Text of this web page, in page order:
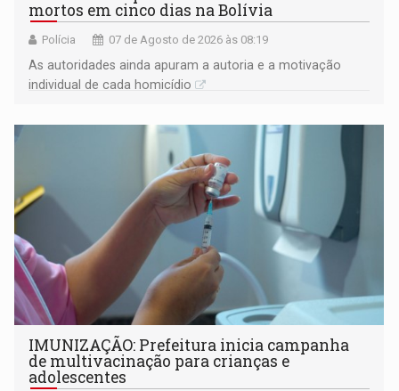
mortos em cinco dias na Bolívia
Polícia 07 de Agosto de 2026 às 08:19
As autoridades ainda apuram a autoria e a motivação
individual de cada homicídio
IMUNIZAÇÃO: Prefeitura inicia campanha
de multivacinação para crianças e
adolescentes